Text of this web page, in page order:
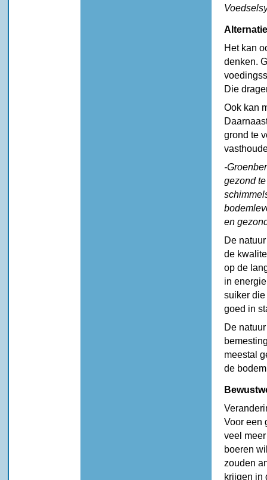
Het kan
denken.
Die
Ook kan
grond te
-
gezond
en
De
de
op de
in
suiker
goed in
De
meestal
de
Voor een
veel
boeren
zouden
krijgen in